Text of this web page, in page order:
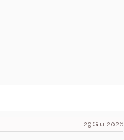
29 Giu 2026